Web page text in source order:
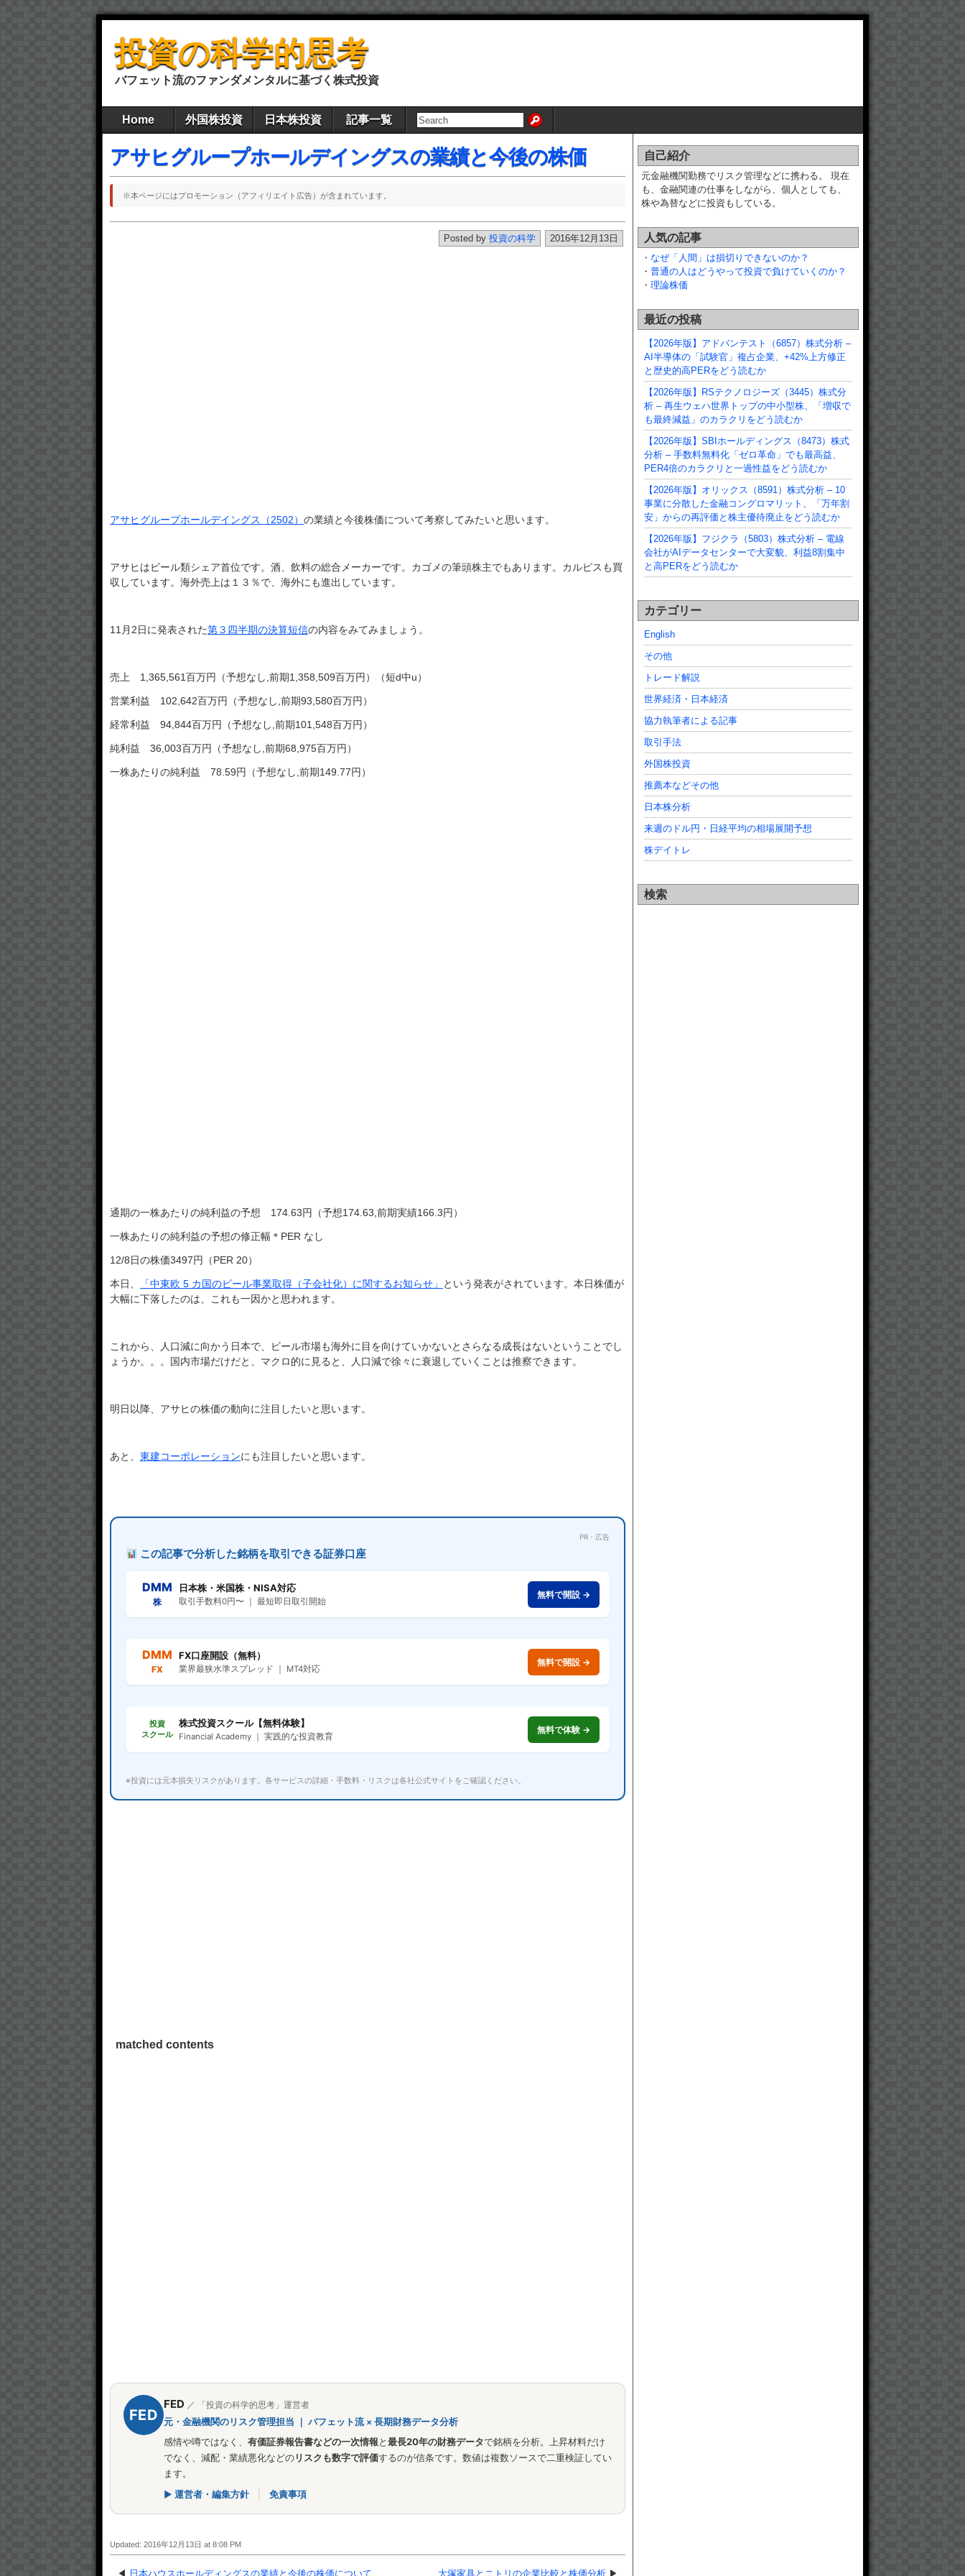
投資の科学的思考
バフェット流のファンダメンタルに基づく株式投資
Home 外国株投資 日本株投資 記事一覧
アサヒグループホールデイングスの業績と今後の株価
※本ページにはプロモーション（アフィリエイト広告）が含まれています。
2016年12月13日
Posted by 投資の科学
アサヒグループホールデイングス（2502） の業績と今後株価について考察してみたいと思います。
アサヒはビール類シェア首位です。酒、飲料の総合メーカーです。カゴメの筆頭株主でもあります。カルピスも買
収しています。海外売上は１３％で、海外にも進出しています。
11月2日に発表された第３四半期の決算短信の内容をみてみましょう。
売上 1,365,561百万円（予想なし,前期1,358,509百万円）（短d中u）
営業利益 102,642百万円（予想なし,前期93,580百万円）
経常利益 94,844百万円（予想なし,前期101,548百万円）
純利益 36,003百万円（予想なし,前期68,975百万円）
一株あたりの純利益 78.59円（予想なし,前期149.77円）
通期の一株あたりの純利益の予想 174.63円（予想174.63,前期実績166.3円）
一株あたりの純利益の予想の修正幅＊PER なし
12/8日の株価3497円（PER 20）
本日、 「中東欧 5 カ国のビール事業取得（子会社化）に関するお知らせ」
という発表がされています。本日株価が
大幅に下落したのは、これも一因かと思われます。
これから、人口減に向かう日本で、ビール市場も海外に目を向けていかないとさらなる成長はないということでし
ょうか。。。国内市場だけだと、マクロ的に見ると、人口減で徐々に衰退していくことは推察できます。
明日以降、アサヒの株価の動向に注目したいと思います。
あと、 東建コーポレーションにも注目したいと思います。
PR・広告
この記事で分析した銘柄を取引できる証券口座
DMM
株
日本株・米国株・NISA対応
取引手数料0円〜 ｜ 最短即日取引開始
無料で開設 →
DMM
FX
FX口座開設（無料）
業界最狭水準スプレッド ｜ MT4対応
無料で開設 →
投資
スクール
株式投資スクール【無料体験】
Financial Academy ｜ 実践的な投資教育
無料で体験 →
※投資には元本損失リスクがあります。各サービスの詳細・手数料・リスクは各社公式サイトをご確認ください。
matched contents
FED
FED ／ 「投資の科学的思考」運営者
元・金融機関のリスク管理担当 ｜ バフェット流 × 長期財務データ分析
感情や噂ではなく、 有価証券報告書などの一次情報と最長20年の財務データで銘柄を分析。上昇材料だけ
でなく、減配・業績悪化などのリスクも数字で評価するのが信条です。数値は複数ソースで二重検証してい
ます。
▶ 運営者・編集方針 免責事項
Updated: 2016年12月13日 at 8:08 PM
◀ 日本ハウスホールディングスの業績と今後の株価について 大塚家具とニトリの企業比較と株価分析 ▶
自己紹介
元金融機関勤務でリスク管理などに携わる。 現在
も、金融関連の仕事をしながら、個人としても、
株や為替などに投資もしている。
人気の記事
・ なぜ「人間」は損切りできないのか？
・ 普通の人はどうやって投資で負けていくのか？
・ 理論株価
最近の投稿
【2026年版】アドバンテスト（6857）株式分析 –
AI半導体の「試験官」複占企業、+42%上方修正
と歴史的高PERをどう読むか
【2026年版】RSテクノロジーズ（3445）株式分
析 – 再生ウェハ世界トップの中小型株、「増収で
も最終減益」のカラクリをどう読むか
【2026年版】SBIホールディングス（8473）株式
分析 – 手数料無料化「ゼロ革命」でも最高益、
PER4倍のカラクリと一過性益をどう読むか
【2026年版】オリックス（8591）株式分析 – 10
事業に分散した金融コングロマリット、「万年割
安」からの再評価と株主優待廃止をどう読むか
【2026年版】フジクラ（5803）株式分析 – 電線
会社がAIデータセンターで大変貌、利益8割集中
と高PERをどう読むか
カテゴリー
English
その他
トレード解説
世界経済・日本経済
協力執筆者による記事
取引手法
外国株投資
推薦本などその他
日本株分析
来週のドル円・日経平均の相場展開予想
株デイトレ
検索